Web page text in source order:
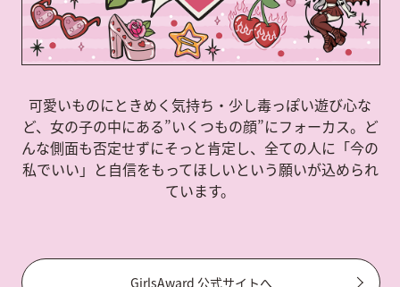
可愛いものにときめく気持ち・少し毒っぽい遊び心な
ど、女の子の中にある”いくつもの顔”にフォーカス。ど
んな側面も否定せずにそっと肯定し、全ての人に「今の
私でいい」と自信をもってほしいという願いが込められ
ています。
GirlsAward 公式サイトへ